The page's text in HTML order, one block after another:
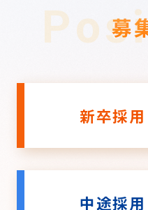
募
新卒採
中途採